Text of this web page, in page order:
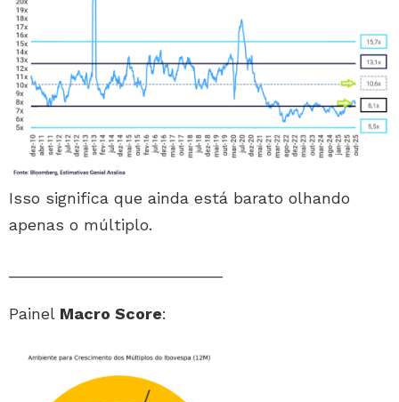
Isso significa que ainda está barato olhando
apenas o múltiplo.
Painel Macro Score: